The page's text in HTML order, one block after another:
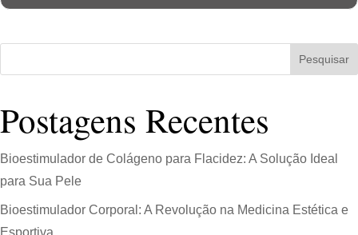
Pesquisar
Postagens Recentes
Bioestimulador de Colágeno para Flacidez: A Solução Ideal
para Sua Pele
Bioestimulador Corporal: A Revolução na Medicina Estética e